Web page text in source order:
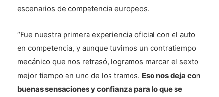
escenarios de competencia europeos.
“Fue nuestra primera experiencia oficial con el auto
en competencia, y aunque tuvimos un contratiempo
mecánico que nos retrasó, logramos marcar el sexto
mejor tiempo en uno de los tramos. Eso nos deja con
buenas sensaciones y confianza para lo que se